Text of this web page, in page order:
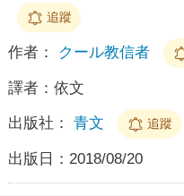
追蹤
作者： クール教信者
譯者： 依文
出版社： 青文 追蹤
出版日： 2018/08/20